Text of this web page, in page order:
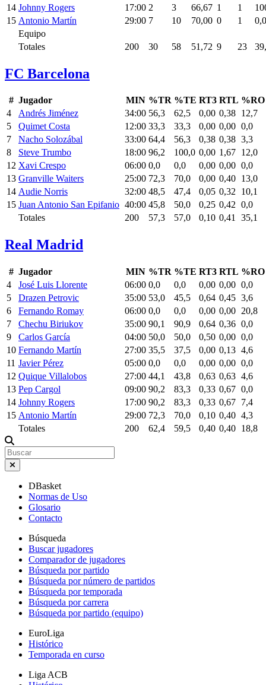
14 Johnny Rogers 17:00 2 3 66,67 1 1
15 Antonio Martín 29:00 7 10 70,00 0 1
Equipo
Totales
200 30 58 51,72 9 23
FC Barcelona
# Jugador MIN %TR %TE RT3 RTL %RO
4
Andrés Jiménez 34:00 56,3 62,5 0,00 0,38 12,7
5
Quimet Costa 12:00 33,3 33,3 0,00 0,00 0,0
7
Nacho Solozábal 33:00 64,4 56,3 0,38 0,38 3,3
8
Steve Trumbo 18:00 96,2 100,0 0,00 1,67 12,0
12 Xavi Crespo 06:00 0,0 0,0 0,00 0,00 0,0
13 Granville Waiters 25:00 72,3 70,0 0,00 0,40 13,0
14 Audie Norris 32:00 48,5 47,4 0,05 0,32 10,1
15 Juan Antonio San Epifanio 40:00 45,8 50,0 0,25 0,42 0,0
Totales
200 57,3 57,0 0,10 0,41 35,1
Real Madrid
# Jugador MIN %TR %TE RT3 RTL %RO
4
José Luis Llorente 06:00 0,0 0,0 0,00 0,00 0,0
5
Drazen Petrovic 35:00 53,0 45,5 0,64 0,45 3,6
6
Fernando Romay 06:00 0,0 0,0 0,00 0,00 20,8
7
Chechu Biriukov 35:00 90,1 90,9 0,64 0,36 0,0
9
Carlos García 04:00 50,0 50,0 0,50 0,00 0,0
10 Fernando Martín 27:00 35,5 37,5 0,00 0,13 4,6
11 Javier Pérez 05:00 0,0 0,0 0,00 0,00 0,0
12 Quique Villalobos 27:00 44,1 43,8 0,63 0,63 4,6
13 Pep Cargol 09:00 90,2 83,3 0,33 0,67 0,0
14 Johnny Rogers 17:00 90,2 83,3 0,33 0,67 7,4
15 Antonio Martín 29:00 72,3 70,0 0,10 0,40 4,3
Totales
200 62,4 59,5 0,40 0,40 18,8
DBasket
Normas de Uso
Glosario
Contacto
Búsqueda
Buscar jugadores
Comparador de jugadores
Búsqueda por partido
Búsqueda por número de partidos
Búsqueda por temporada
Búsqueda por carrera
Búsqueda por partido (equipo)
EuroLiga
Histórico
Temporada en curso
Liga ACB